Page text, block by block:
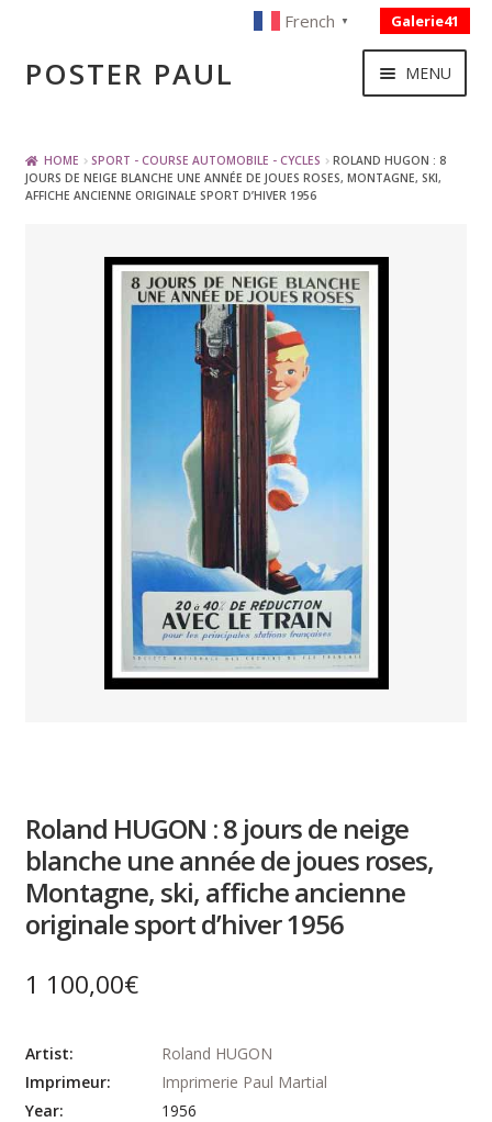
Skip
to
Skip
toPOSTER PAUL
French ▼ Galerie41
MENU
BOISSON – ALIMENTATION
SPORT – COURSE AUTOMOBILE – CYCLES
TOURISME FRANCAIS
PAYS ETRANGER
THEATRE – EXPOSITION
GUERRE ORIENTALISME
HOME SPORT - COURSE AUTOMOBILE - CYCLES
ROLAND HUGON : 8
JOURS DE NEIGE BLANCHE UNE ANNÉE DE JOUES ROSES, MONTAGNE, SKI,
AFFICHE ANCIENNE ORIGINALE SPORT D’HIVER 1956
Roland HUGON : 8 jours de neige
blanche une année de joues roses,
Montagne, ski, affiche ancienne
originale sport d’hiver 1956
1 100,00€
Artist:
Roland HUGON
Imprimeur:
Imprimerie Paul Martial
Year:
1956